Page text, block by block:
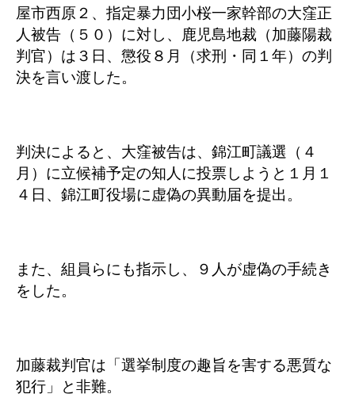
屋市西原２、指定暴力団小桜一家幹部の大窪正
人被告（５０）に対し、鹿児島地裁（加藤陽裁
判官）は３日、懲役８月（求刑・同１年）の判
決を言い渡した。
判決によると、大窪被告は、錦江町議選（４
月）に立候補予定の知人に投票しようと１月１
４日、錦江町役場に虚偽の異動届を提出。
また、組員らにも指示し、９人が虚偽の手続き
をした。
加藤裁判官は「選挙制度の趣旨を害する悪質な
犯行」と非難。